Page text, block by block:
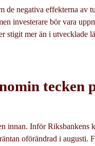
de negativa effekterna av
investerare bör vara
stigit mer än i utvecklade
tecken
innan. Inför Riksbankens
oförändrad i augusti. F